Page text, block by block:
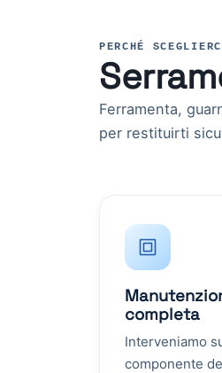
PERCHÉ
Ferramenta,
per restituirti
completa
Interveniamo
componente